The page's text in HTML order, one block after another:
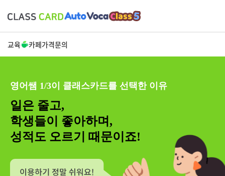
교육 카페가격문의
영어쌤 1/3이 클래스카드를 선택한 이유
일은 줄고,
학생들이 좋아하며,
성적도 오르기 때문이죠!